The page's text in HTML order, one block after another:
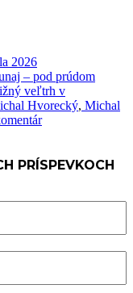
2026
– pod prúdom
veľtrh v
Hvorecký, Michal
k
na
PRÍSPEVKOCH